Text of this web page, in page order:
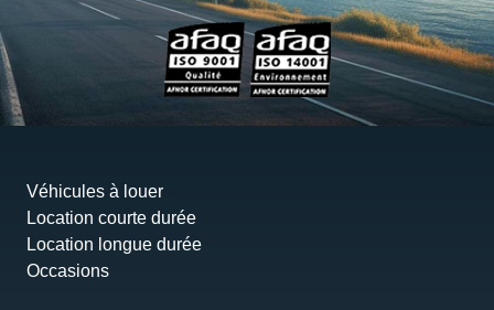
Véhicules à louer
Location courte durée
Location longue durée
Occasions